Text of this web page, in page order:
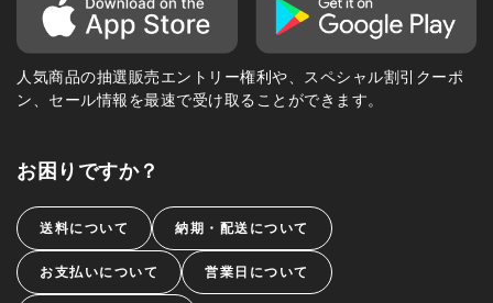
人気商品の抽選販売エントリー権利や、スペシャル割引クーポ
ン、セール情報を最速で受け取ることができます。
お困りですか？
送料について 納期・配送について
お支払いについて 営業日について